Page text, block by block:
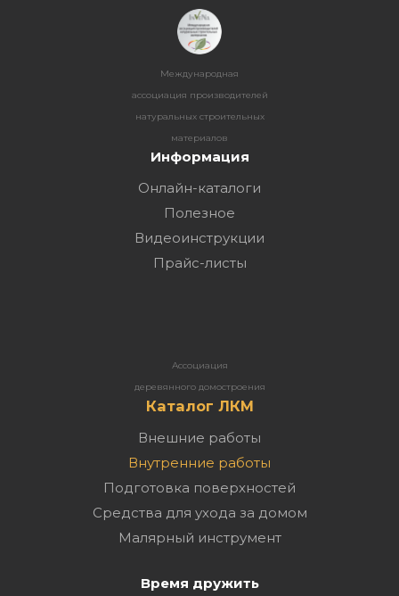
Международная
ассоциация производителей
натуральных строительных
материалов
Информация
Онлайн-каталоги
Полезное
Видеоинструкции
Прайс-листы
Ассоциация
деревянного домостроения
Каталог ЛКМ
Внешние работы
Внутренние работы
Подготовка поверхностей
Средства для ухода за домом
Малярный инструмент
Время дружить